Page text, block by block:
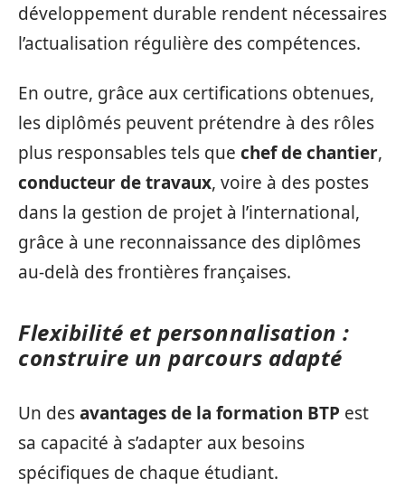
développement durable rendent nécessaires
l’actualisation régulière des compétences.
En outre, grâce aux certifications obtenues,
les diplômés peuvent prétendre à des rôles
plus responsables tels que chef de chantier,
conducteur de travaux, voire à des postes
dans la gestion de projet à l’international,
grâce à une reconnaissance des diplômes
au-delà des frontières françaises.
Flexibilité et personnalisation :
construire un parcours adapté
Un desavantages de la formation BTP est
sa capacité à s’adapter aux besoins
spécifiques de chaque étudiant.